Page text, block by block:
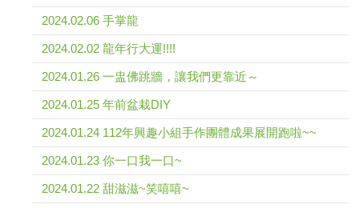
2024.02.06 手掌龍
2024.02.02 龍年行大運!!!!
2024.01.26 一盅佛跳牆，讓我們更靠近～
2024.01.25 年前盆栽DIY
2024.01.24 112年興趣小組手作團體成果展開跑啦~~
2024.01.23 你一口我一口~
2024.01.22 甜滋滋~笑嘻嘻~